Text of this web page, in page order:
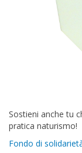
Sostieni anche tu
pratica naturismo!
Fondo di